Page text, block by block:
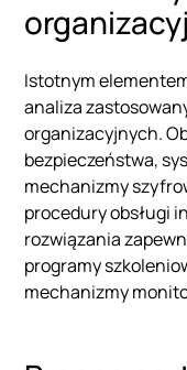
Istotnym
analiza
organizacyjnych.
bezpieczeństwa,
mechanizmy
procedury obsługi
rozwiązania
programy
mechanizmy